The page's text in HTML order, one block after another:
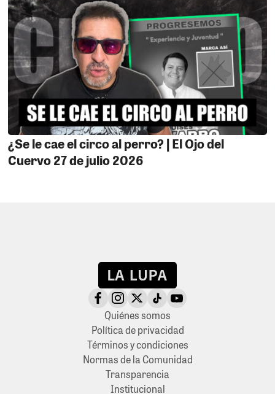
¿Se le cae el circo al perro? | El Ojo del
Cuervo 27 de julio 2026
Quiénes somos
Política de privacidad
Términos y condiciones
Normas de la Comunidad
Transparencia
Institucional